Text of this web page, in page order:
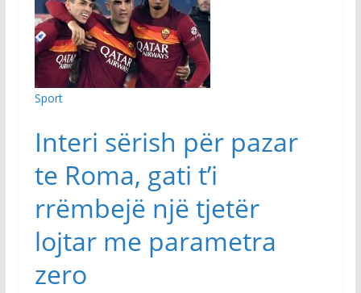
Sport
Interi sërish për pazar
te Roma, gati t’i
rrëmbejë një tjetër
lojtar me parametra
zero